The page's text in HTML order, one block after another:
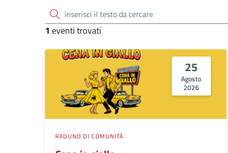
inserisci il testo da cercare
1 eventi trovati
25
Agosto
2026
RADUNO DI COMUNITÀ